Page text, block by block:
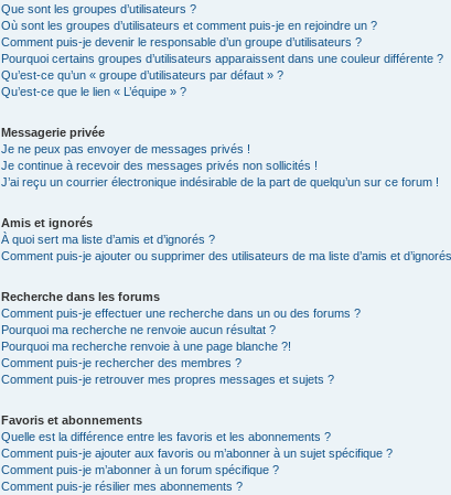
Que sont les groupes d’utilisateurs ?
Où sont les groupes d’utilisateurs et comment puis-je en rejoindre un ?
Comment puis-je devenir le responsable d’un groupe d’utilisateurs ?
Pourquoi certains groupes d’utilisateurs apparaissent dans une couleur différente ?
Qu’est-ce qu’un « groupe d’utilisateurs par défaut » ?
Qu’est-ce que le lien « L’équipe » ?
Messagerie privée
Je ne peux pas envoyer de messages privés !
Je continue à recevoir des messages privés non sollicités !
J’ai reçu un courrier électronique indésirable de la part de quelqu’un sur ce forum !
Amis et ignorés
À quoi sert ma liste d’amis et d’ignorés ?
Comment puis-je ajouter ou supprimer des utilisateurs de ma liste d’amis et
Recherche dans les forums
Comment puis-je effectuer une recherche dans un ou des forums ?
Pourquoi ma recherche ne renvoie aucun résultat ?
Pourquoi ma recherche renvoie à une page blanche ?!
Comment puis-je rechercher des membres ?
Comment puis-je retrouver mes propres messages et sujets ?
Favoris et abonnements
Quelle est la différence entre les favoris et les abonnements ?
Comment puis-je ajouter aux favoris ou m’abonner à un sujet spécifique ?
Comment puis-je m’abonner à un forum spécifique ?
Comment puis-je résilier mes abonnements ?